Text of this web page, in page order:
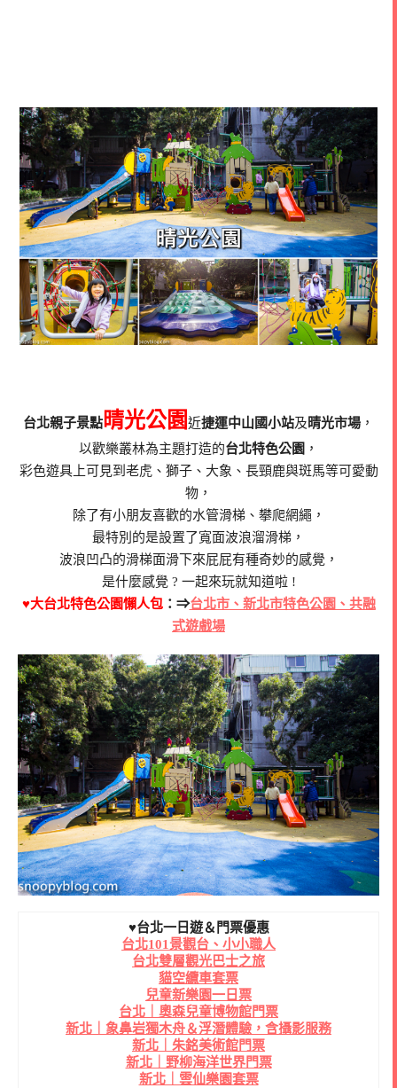
台北親子景點 晴光公園近捷運中山國小站及晴光市場 ，
以歡樂叢林為主題打造的台北特色公園 ，
彩色遊具上可見到老虎、獅子、大象、長頸鹿與斑馬等可愛動
物，
除了有小朋友喜歡的水管滑梯、攀爬網繩，
最特別的是設置了寬面波浪溜滑梯，
波浪凹凸的滑梯面滑下來屁屁有種奇妙的感覺，
是什麼感覺 ? 一起來玩就知道啦 !
♥大台北特色公園懶人包：⇒台北市、新北市特色公園、共融
式遊戲場
♥台北一日遊＆門票優惠
台北101景觀台、小小職人
台北雙層觀光巴士之旅
貓空纜車套票
兒童新樂園一日票
台北｜奧森兒童博物館門票
新北｜象鼻岩獨木舟＆浮潛體驗，含攝影服務
新北｜朱銘美術館門票
新北｜野柳海洋世界門票
新北｜雲仙樂園套票